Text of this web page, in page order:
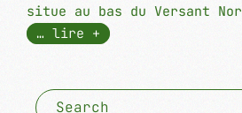
situe au bas du Versant Nor
… lire +